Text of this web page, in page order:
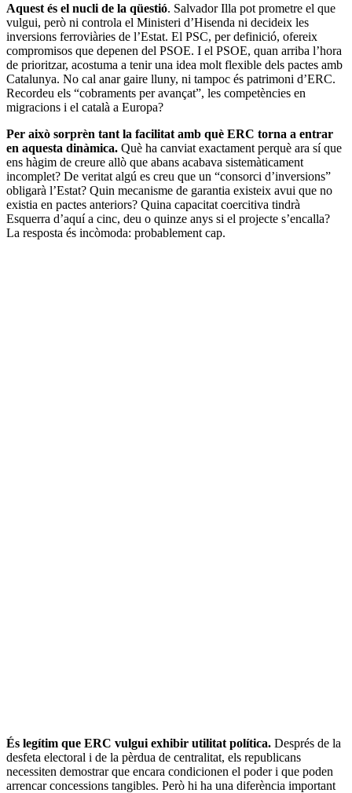
Aquest és el nucli de la qüestió. Salvador Illa pot prometre el que
vulgui, però ni controla el Ministeri d’Hisenda ni decideix les
inversions ferroviàries de l’Estat. El PSC, per definició, ofereix
compromisos que depenen del PSOE. I el PSOE, quan arriba l’hora
de prioritzar, acostuma a tenir una idea molt flexible dels pactes amb
Catalunya. No cal anar gaire lluny, ni tampoc és patrimoni d’ERC.
Recordeu els “cobraments per avançat”, les competències en
migracions i el català a Europa?
Per això sorprèn tant la facilitat amb què ERC torna a entrar
en aquesta dinàmica. Què ha canviat exactament perquè ara sí que
ens hàgim de creure allò que abans acabava sistemàticament
incomplet? De veritat algú es creu que un “consorci d’inversions”
obligarà l’Estat? Quin mecanisme de garantia existeix avui que no
existia en pactes anteriors? Quina capacitat coercitiva tindrà
Esquerra d’aquí a cinc, deu o quinze anys si el projecte s’encalla?
La resposta és incòmoda: probablement cap.
És legítim que ERC vulgui exhibir utilitat política. Després de la
desfeta electoral i de la pèrdua de centralitat, els republicans
necessiten demostrar que encara condicionen el poder i que poden
arrencar concessions tangibles. Però hi ha una diferència important